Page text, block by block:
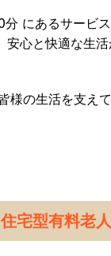
にあるサービ
心と快適な生
の生活を支えて
住宅型有料老